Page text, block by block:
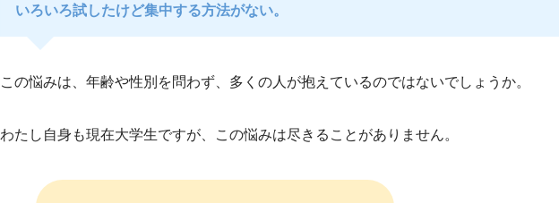
いろいろ試したけど集中する方法がない。
この悩みは、年齢や性別を問わず、多くの人が抱えているのではないでしょうか。
わたし自身も現在大学生ですが、この悩みは尽きることがありません。